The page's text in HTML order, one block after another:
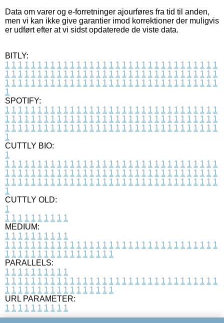
Data om varer og e-forretninger ajourføres fra tid til anden,
men vi kan ikke give garantier imod korrektioner der muligvis
er udført efter at vi sidst opdaterede de viste data.
BITLY:
1 1 1 1 1 1 1 1 1 1 1 1 1 1 1 1 1 1 1 1 1 1 1 1 1 1 1 1 1 1 1 1 1
1 1 1 1 1 1 1 1 1 1 1 1 1 1 1 1 1 1 1 1 1 1 1 1 1 1 1 1 1 1 1 1 1
1 1 1 1 1 1 1 1 1 1 1 1 1 1 1 1 1 1 1 1 1 1 1 1 1 1 1 1 1 1 1 1 1
1
SPOTIFY:
1 1 1 1 1 1 1 1 1 1 1 1 1 1 1 1 1 1 1 1 1 1 1 1 1 1 1 1 1 1 1 1 1
1 1 1 1 1 1 1 1 1 1 1 1 1 1 1 1 1 1 1 1 1 1 1 1 1 1 1 1 1 1 1 1 1
1 1 1 1 1 1 1 1 1 1 1 1 1 1 1 1 1 1 1 1 1 1 1 1 1 1 1 1 1 1 1 1 1
1
CUTTLY BIO:
1
1 1 1 1 1 1 1 1 1 1 1 1 1 1 1 1 1 1 1 1 1 1 1 1 1 1 1 1 1 1 1 1 1
1 1 1 1 1 1 1 1 1 1 1 1 1 1 1 1 1 1 1 1 1 1 1 1 1 1 1 1 1 1 1 1 1
1 1 1 1 1 1 1 1 1 1 1 1 1 1 1 1 1 1 1 1 1 1 1 1 1 1 1 1 1 1 1 1 1
1
CUTTLY OLD:
1
1 1 1 1 1 1 1 1 1 1
MEDIUM:
1 1 1 1 1 1 1 1 1 1
1 1 1 1 1 1 1 1 1 1 1 1 1 1 1 1 1 1 1 1 1 1 1 1 1 1 1 1 1 1 1 1 1
1 1 1 1 1 1 1 1 1 1 1 1 1 1 1 1 1
PARALLELS:
1 1 1 1 1 1 1 1 1 1
1 1 1 1 1 1 1 1 1 1 1 1 1 1 1 1 1 1 1 1 1 1 1 1 1 1 1 1 1 1 1 1 1
1 1 1 1 1 1 1 1 1 1 1 1 1 1 1 1 1
URL PARAMETER:
1 1 1 1 1 1 1 1 1 1